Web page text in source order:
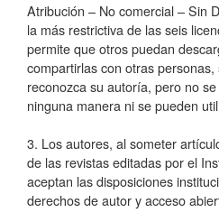
Atribución – No comercial – Sin
la más restrictiva de las seis
permite que otros puedan
compartirlas con otras
reconozca su autoría, pero no
ninguna manera ni se pueden
3. Los autores, al someter
de las revistas editadas por el
aceptan las disposiciones
derechos de autor y acceso